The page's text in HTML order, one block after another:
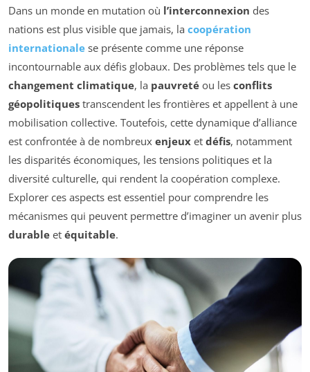
Dans un monde en mutation où l’interconnexion des
nations est plus visible que jamais, la coopération
internationale se présente comme une réponse
incontournable aux défis globaux. Des problèmes tels que le
changement climatique, la pauvreté ou les conflits
géopolitiques transcendent les frontières et appellent à une
mobilisation collective. Toutefois, cette dynamique d’alliance
est confrontée à de nombreux enjeux et défis, notamment
les disparités économiques, les tensions politiques et la
diversité culturelle, qui rendent la coopération complexe.
Explorer ces aspects est essentiel pour comprendre les
mécanismes qui peuvent permettre d’imaginer un avenir plus
durable et équitable.